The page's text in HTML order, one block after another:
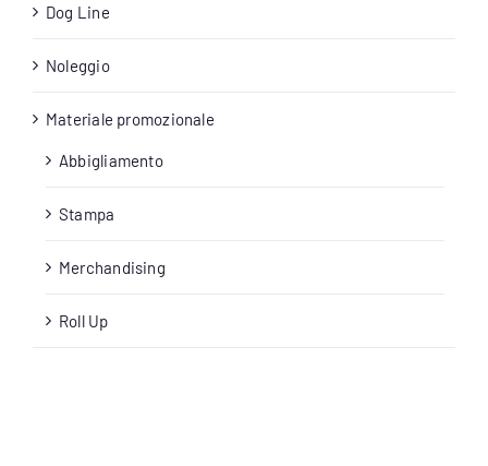
Dog Line
Noleggio
Materiale promozionale
Abbigliamento
Stampa
Merchandising
Roll Up